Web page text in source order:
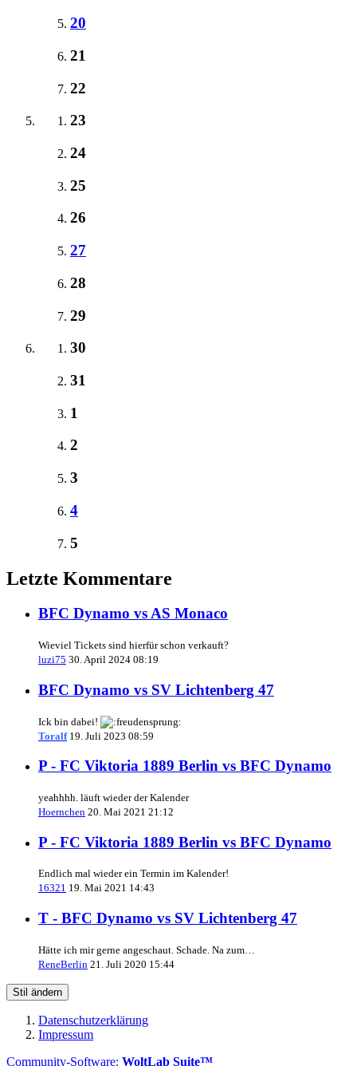
20
21
22
23
24
25
26
27
28
29
30
31
1
2
3
4
5
Letzte Kommentare
BFC Dynamo vs AS Monaco
Wieviel Tickets sind hierfür schon verkauft?
luzi75 30. April 2024 08:19
BFC Dynamo vs SV Lichtenberg 47
Ick bin dabei!
Toralf 19. Juli 2023 08:59
P - FC Viktoria 1889 Berlin vs BFC Dynamo
yeahhhh. läuft wieder der Kalender
Hoernchen 20. Mai 2021 21:12
P - FC Viktoria 1889 Berlin vs BFC Dynamo
Endlich mal wieder ein Termin im Kalender!
16321 19. Mai 2021 14:43
T - BFC Dynamo vs SV Lichtenberg 47
Hätte ich mir gerne angeschaut. Schade. Na zum…
ReneBerlin 21. Juli 2020 15:44
Stil ändern
Datenschutzerklärung
Impressum
Community-Software: WoltLab Suite™